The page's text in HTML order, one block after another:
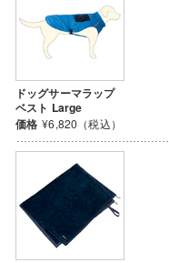
ドッグサーマラップ
ベスト Large
価格 ¥6,820（税込）